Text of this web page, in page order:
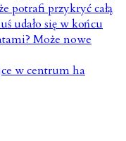
w centrum ha